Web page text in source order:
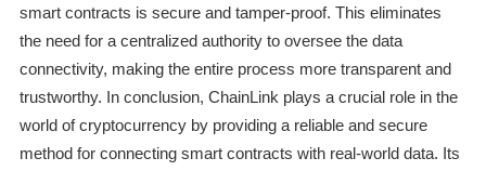
smart contracts is secure and tamper-proof. This eliminates
the need for a centralized authority to oversee the data
connectivity, making the entire process more transparent and
trustworthy. In conclusion, ChainLink plays a crucial role in the
world of cryptocurrency by providing a reliable and secure
method for connecting smart contracts with real-world data. Its